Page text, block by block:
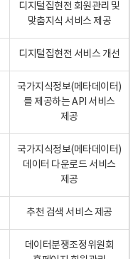
디지털집현전 회원관리 및
맞춤지식 서비스 제공
디지털집현전 서비스 개선
국가지식정보(메타데이터)
를 제공하는 API 서비스
제공
국가지식정보(메타데이터)
데이터 다운로드 서비스
제공
추천 검색 서비스 제공
데이터분쟁조정위원회